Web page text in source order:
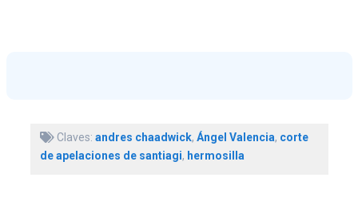
Claves: andres chaadwick, Ángel Valencia, corte
de apelaciones de santiagi, hermosilla